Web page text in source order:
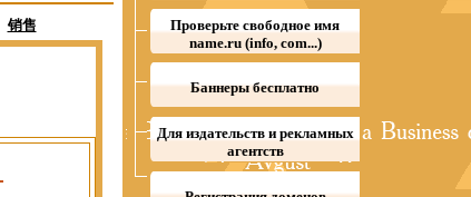
销售
Проверьте свободное имя
name.ru (info, com...)
Баннеры бесплатно
Для издательств и рекламных
агентств